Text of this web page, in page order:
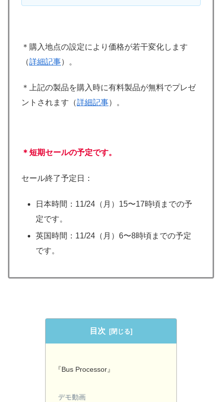
＊購入地点の設定により価格が若干変化します
（詳細記事）。
＊上記の製品を購入時に有料製品が無料でプレゼ
ントされます（詳細記事）。
＊短期セールの予定です。
セール終了予定日：
日本時間：11/24（月）15〜17時頃までの予
定です。
英国時間：11/24（月）6〜8時頃までの予定
です。
目次
『Bus Processor』
デモ動画